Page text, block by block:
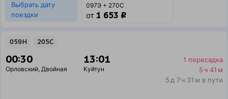
Выбрать дату
поездки
097Э + 270С
от 1 653 ₽
059Н 205С
00:30
Орловский, Двойная
13:01
Куйтун
1 пересадка
5 ч 41 м
5 д 7 ч 31 м в пути